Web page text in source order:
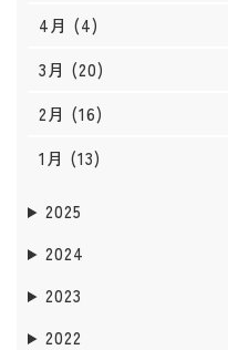
4月 (4)
3月 (20)
2月 (16)
1月 (13)
2025
2024
2023
2022